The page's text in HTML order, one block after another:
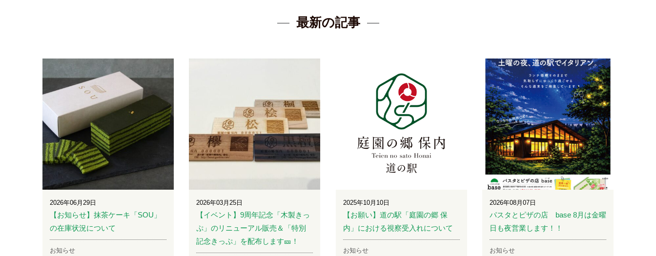
最新の記事
2026年06月29日
【お知らせ】抹茶ケーキ「SOU」
の在庫状況について
お知らせ
2026年03月25日
【イベント】9周年記念「木製きっ
ぷ」のリニューアル販売＆「特別
記念きっぷ」を配布します🎫！
2025年10月10日
【お願い】道の駅「庭園の郷 保
内」における視察受入れについて
お知らせ
2026年08月07日
パスタとピザの店 base 8月は金曜
日も夜営業します！！
お知らせ